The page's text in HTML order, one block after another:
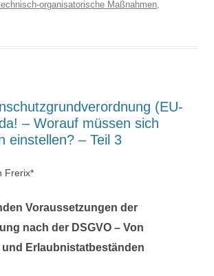
organisatorische Maßnahmen,
(EU-
– Worauf müssen sich
einstellen? – Teil 3
Frerix*
Voraussetzungen der
nach der DSGVO – Von
Erlaubnistatbeständen